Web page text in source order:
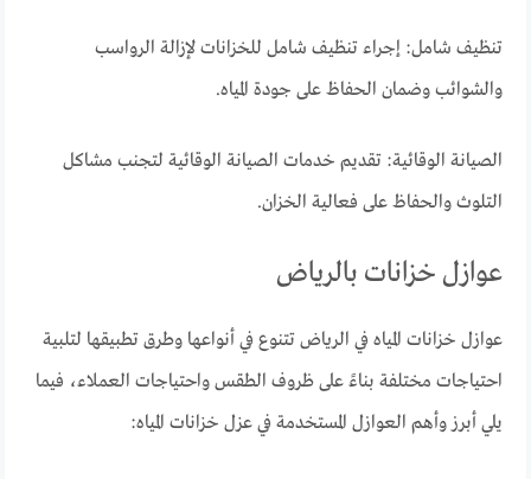
تنظيف شامل: إجراء تنظيف شامل للخزانات لإزالة الرواسب
والشوائب وضمان الحفاظ على جودة المياه.
الصيانة الوقائية: تقديم خدمات الصيانة الوقائية لتجنب مشاكل
التلوث والحفاظ على فعالية الخزان.
عوازل خزانات بالرياض
عوازل خزانات المياه في الرياض تتنوع في أنواعها وطرق تطبيقها لتلبية
احتياجات مختلفة بناءً على ظروف الطقس واحتياجات العملاء، فيما
يلي أبرز وأهم العوازل المستخدمة في عزل خزانات المياه: